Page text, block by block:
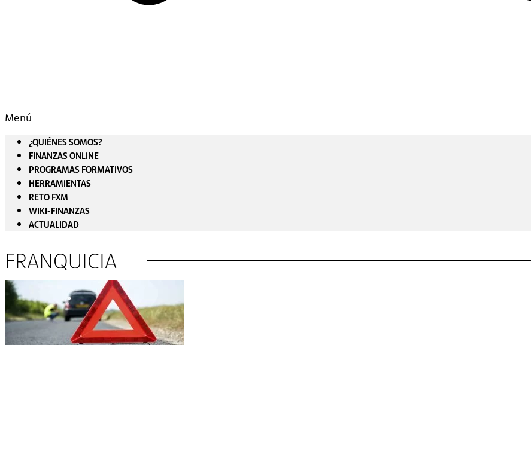
Menú
¿QUIÉNES SOMOS?
FINANZAS ONLINE
PROGRAMAS FORMATIVOS
HERRAMIENTAS
RETO FXM
WIKI-FINANZAS
ACTUALIDAD
FRANQUICIA